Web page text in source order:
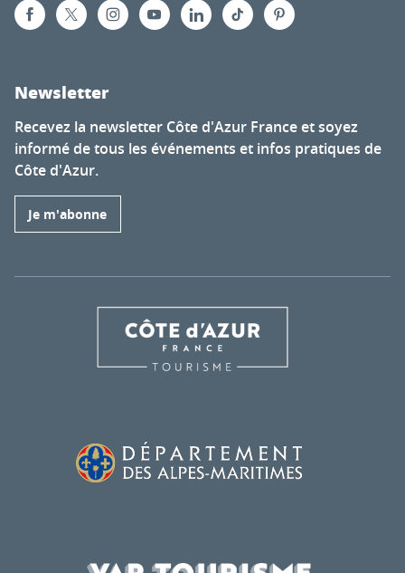
Newsletter
Recevez la newsletter Côte d'Azur France et soyez
informé de tous les événements et infos pratiques de
Côte d'Azur.
Je m'abonne